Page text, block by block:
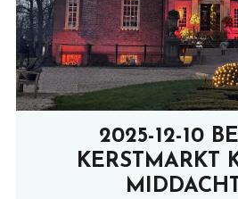
2025-12-10
KERSTMARKT